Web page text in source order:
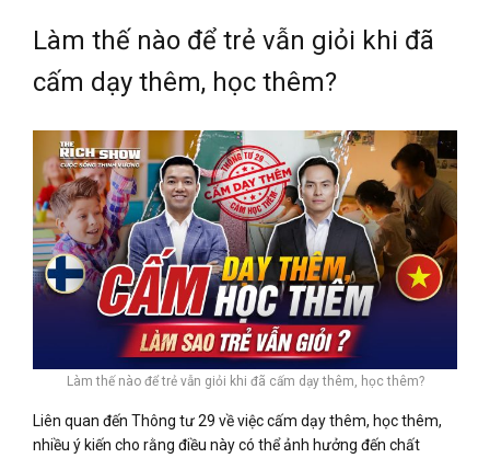
Làm thế nào để trẻ vẫn giỏi khi đã
cấm dạy thêm, học thêm?
Làm thế nào để trẻ vẫn giỏi khi đã cấm dạy thêm, học thêm?
Liên quan đến Thông tư 29 về việc cấm dạy thêm, học thêm,
nhiều ý kiến cho rằng điều này có thể ảnh hưởng đến chất